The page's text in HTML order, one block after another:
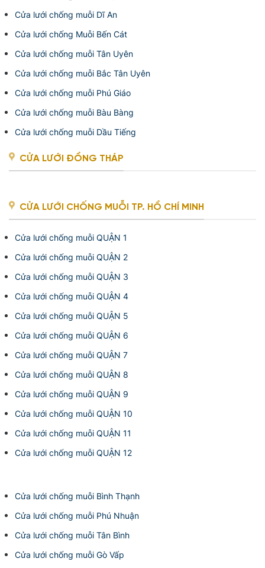
Cửa lưới chống muỗi Dĩ An
Cửa lưới chống Muỗi Bến Cát
Cửa lưới chống muỗi Tân Uyên
Cửa lưới chống muỗi Bắc Tân Uyên
Cửa lưới chống muỗi Phú Giáo
Cửa lưới chống muỗi Bàu Bàng
Cửa lưới chống muỗi Dầu Tiếng
CỬA LƯỚI ĐỒNG THÁP
CỬA LƯỚI CHỐNG MUỖI TP. HỒ CHÍ MINH
Cửa lưới chống muỗi QUẬN 1
Cửa lưới chống muỗi QUẬN 2
Cửa lưới chống muỗi QUẬN 3
Cửa lưới chống muỗi QUẬN 4
Cửa lưới chống muỗi QUẬN 5
Cửa lưới chống muỗi QUẬN 6
Cửa lưới chống muỗi QUẬN 7
Cửa lưới chống muỗi QUẬN 8
Cửa lưới chống muỗi QUẬN 9
Cửa lưới chống muỗi QUẬN 10
Cửa lưới chống muỗi QUẬN 11
Cửa lưới chống muỗi QUẬN 12
Cửa lưới chống muỗi Bình Thạnh
Cửa lưới chống muỗi Phú Nhuận
Cửa lưới chống muỗi Tân Bình
Cửa lưới chống muỗi Gò Vấp